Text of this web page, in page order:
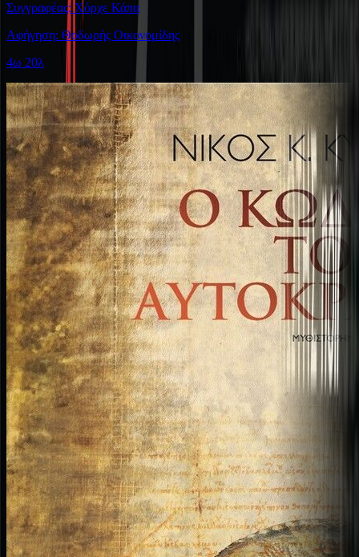
Συγγραφέας: Χόρχε Κάπα
Αφήγηση: Θοδωρής Οικονομίδης
4ω 20λ